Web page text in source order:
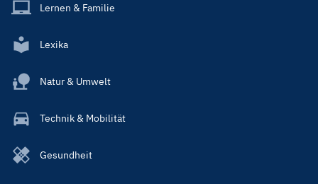
Lernen & Familie
Lexika
Natur & Umwelt
Technik & Mobilität
Gesundheit